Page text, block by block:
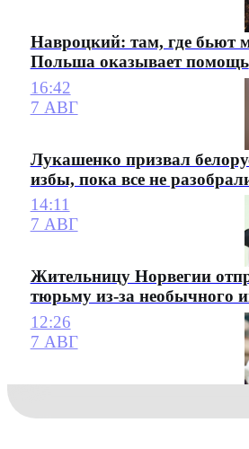
Навроцкий: там, где бьют
Польша оказывает помощь
16:42
7 АВГ
Лукашенко призвал
избы, пока все не
14:11
7 АВГ
Жительницу Норвегии
тюрьму из-за необычного
12:26
7 АВГ